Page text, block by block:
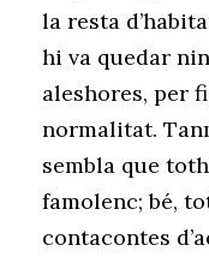
la resta
hi va quedar
aleshores, per
normalitat.
sembla que
famolenc; bé,
contacontes